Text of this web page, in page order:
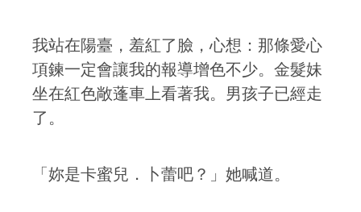
我站在陽臺，羞紅了臉，心想：那條愛心
項鍊一定會讓我的報導增色不少。金髮妹
坐在紅色敞蓬車上看著我。男孩子已經走
了。
「妳是卡蜜兒．卜蕾吧？」她喊道。